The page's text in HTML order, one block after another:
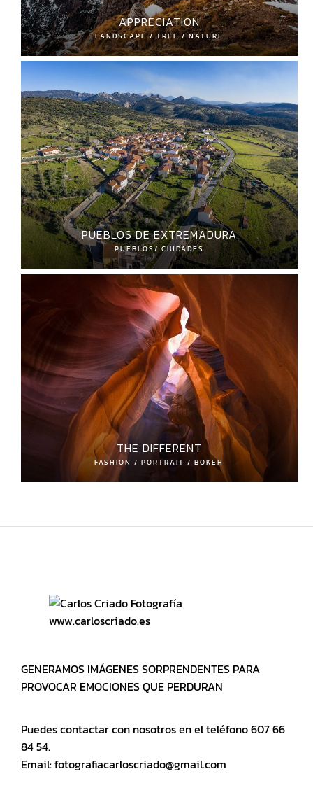
APPRECIATION
LANDSCAPE / TREE / NATURE
PUEBLOS DE EXTREMADURA
PUEBLOS/ CIUDADES
THE DIFFERENT
FASHION / PORTRAIT / BOKEH
www.carloscriado.es
GENERAMOS IMÁGENES SORPRENDENTES PARA
PROVOCAR EMOCIONES QUE PERDURAN
Puedes contactar con nosotros en el teléfono 607 66
84 54.
Email: fotografiacarloscriado@gmail.com